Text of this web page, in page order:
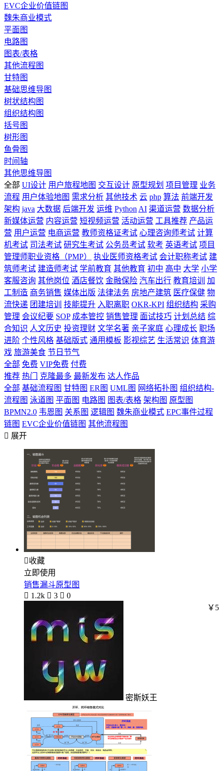
EVC企业价值链图
魏朱商业模式
平面图
电路图
图表/表格
其他流程图
甘特图
基础思维导图
树状结构图
组织结构图
括号图
树形图
鱼骨图
时间轴
其他思维导图
全部 UI设计 用户旅程地图 交互设计 原型规划 项目管理 业务
流程 用户体验地图 需求分析 其他技术 云 php 算法 前端开发
架构 java 大数据 后端开发 运维 Python AI 渠道运营 数据分析
新媒体运营 内容运营 短视频运营 活动运营 工具推荐 产品运
营 用户运营 电商运营 教师资格证考试 心理咨询师考试 计算
机考试 司法考试 研究生考试 公务员考试 软考 英语考试 项目
管理师职业资格（PMP）
执业医师资格考试 会计职称考试 建
筑师考试 建造师考试 学前教育 其他教育 初中 高中 大学 小学
客服咨询 其他岗位 酒店餐饮 金融保险 汽车出行 教育培训
加
工制造 商务销售 媒体出版 法律法务 房地产建筑 医疗保健 物
流快递 团建培训 技能提升 入职离职 OKR-KPI 组织结构 采购
管理 会议纪要 SOP 成本管控 销售管理 面试技巧 计划总结 综
合知识 人文历史 投资理财 文学名著 亲子家庭 心理成长 职场
进阶 个性风格 基础版式 通用模板 影视综艺 生活常识 体育游
戏 旅游美食 节日节气
全部 免费 VIP免费 付费
推荐 热门 克隆最多 最新发布 达人作品
全部 基础流程图 甘特图 ER图 UML图 网络拓扑图 组织结构-
流程图 泳道图 平面图 电路图 图表/表格 架构图 原型图
BPMN2.0 韦恩图 关系图 逻辑图 魏朱商业模式 EPC事件过程
链图 EVC企业价值链图 其他流程图
 展开
收藏
立即使用
销售漏斗原型图
 1.2k  3  0
密斯妖王
￥5